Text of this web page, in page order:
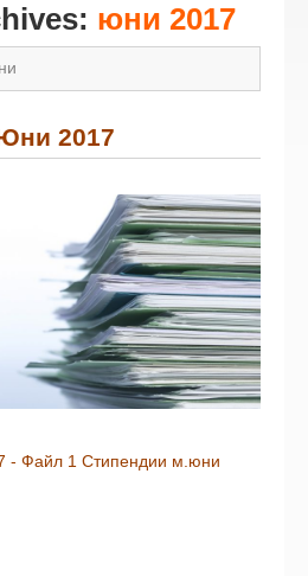
юни 2017
2017
- Файл 1 Стипендии м.юни